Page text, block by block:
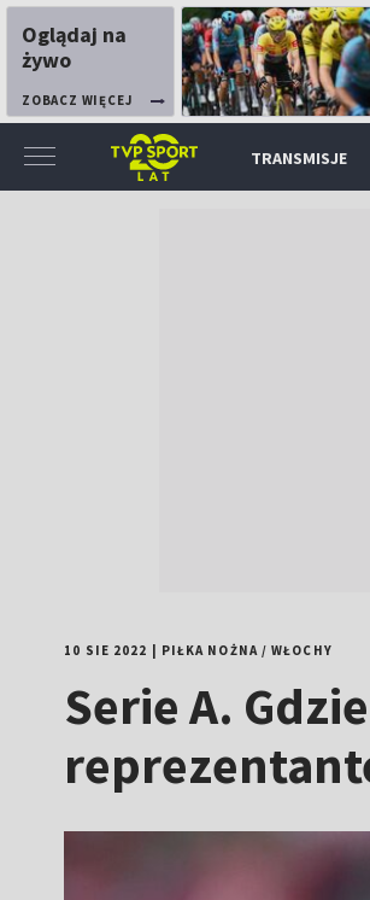
Oglądaj na
żywo
ZOBACZ WIĘCEJ
TRANSMISJE
10 SIE 2022 PIŁKA NOŻNA/WŁOCHY
Serie A.